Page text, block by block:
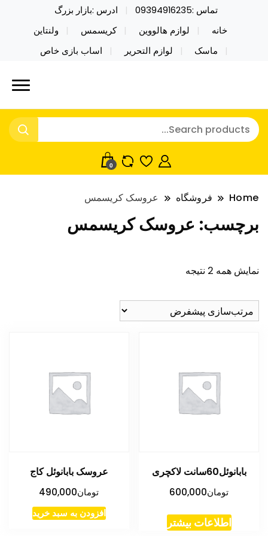
تماس :09394916235
ادرس :بازار بزرگ
خانه
لوازم هالووین کریسمس
ولنتاین
ماسک
لوازم التحریر اساب بازی خاص
نایکر توی فروش عمده لوازم هالووین
ولن تاین کادویی کریسمس اکسسوری
خرید محصولات خاص فیجت اسباب بازی تراول ماگ نایکر
توی فروش عمده لوازم هالووین ولن تاین کادویی
کریسمس اکسسوری ماسک در واردات مستقیم
0
Home فروشگاه عروسک کریسمس
برچسب: عروسک کریسمس
نمایش همه 2 نتیجه
بابانوئل60سانت لاکچری
تومان600,000
اطلاعات بیشتر
عروسک بابانوئل کاج
تومان490,000
افزودن به سبد خرید